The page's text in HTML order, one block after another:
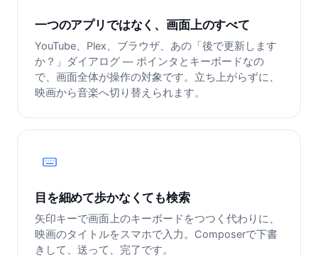
一つのアプリではなく、画面上のすべて
YouTube、Plex、ブラウザ、あの「後で更新します
か？」ダイアログ — ポインタとキーボードなの
で、画面全体が操作の対象です。立ち上がらずに、
映画から音楽へ切り替えられます。
目を細めて歩かなくても検索
矢印キーで画面上のキーボードをつつく代わりに、
映画のタイトルをスマホで入力。Composerで下書
きして、送って、完了です。